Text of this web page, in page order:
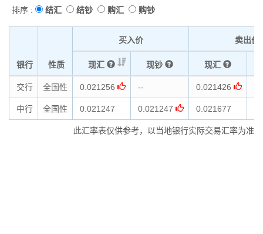
排序 : 结汇 结钞 购汇 购钞
银行 性质
买入价 卖出价
现汇 现钞 现汇
交行 全国性 0.021256 -- 0.021426
中行 全国性 0.021247 0.021247 0.021677
此汇率表仅供参考，以当地银行实际交易汇率为准